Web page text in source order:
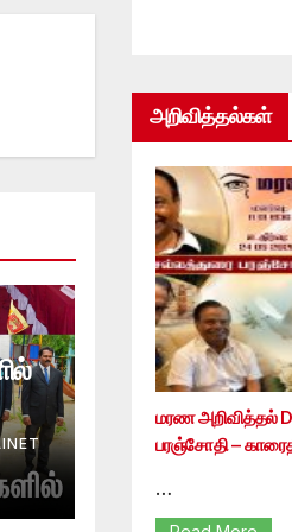
அறிவித்தல்கள்
மரண அறிவித்தல்
பரஞ்சோதி –
…